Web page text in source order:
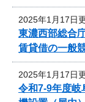
2025年1月17日
東濃西部総合
賃貸借の一般
2025年1月17日
令和7‐9年度